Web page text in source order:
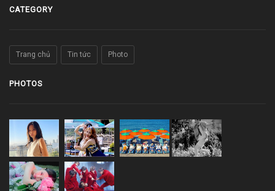
CATEGORY
Trang chủ Tin tức Photo
PHOTOS